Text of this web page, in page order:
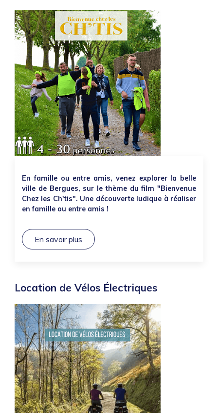
En famille ou entre amis, venez explorer la belle
ville de Bergues, sur le thème du film "Bienvenue
Chez les Ch'tis". Une découverte ludique à réaliser
en famille ou entre amis !
En savoir plus
Location de Vélos Électriques